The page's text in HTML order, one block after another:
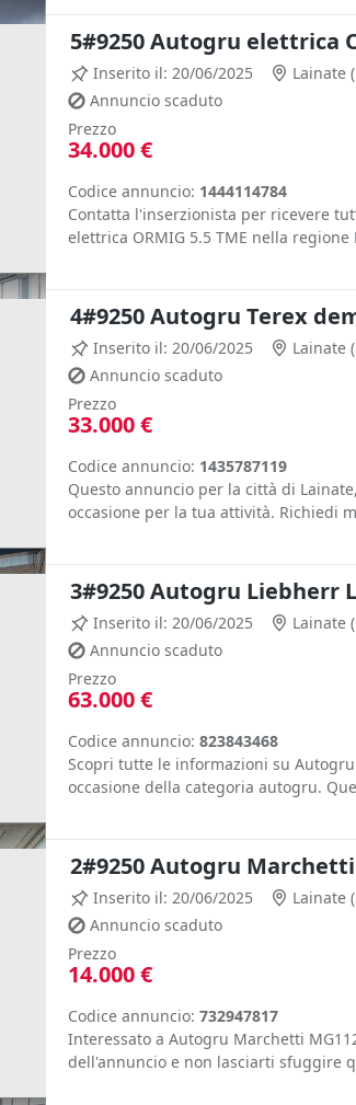
5#9250 Autogru elettrica
Inserito il: 20/06/2025 Lainate
Annuncio scaduto
Prezzo
34.000 €
Codice annuncio: 1444114784
Contatta l'inserzionista per ricevere
elettrica ORMIG 5.5 TME nella regione
4#9250 Autogru Terex
Inserito il: 20/06/2025 Lainate
Annuncio scaduto
Prezzo
33.000 €
Codice annuncio: 1435787119
Questo annuncio per la città di
occasione per la tua attività. Richiedi
3#9250 Autogru Liebherr
Inserito il: 20/06/2025 Lainate
Annuncio scaduto
Prezzo
63.000 €
Codice annuncio: 823843468
Scopri tutte le informazioni su
occasione della categoria autogru.
2#9250 Autogru Marchetti
Inserito il: 20/06/2025 Lainate
Annuncio scaduto
Prezzo
14.000 €
Codice annuncio: 732947817
Interessato a Autogru Marchetti
dell'annuncio e non lasciarti sfuggire